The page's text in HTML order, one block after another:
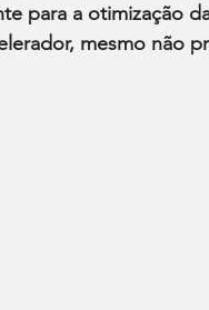
para a otimização
mesmo não